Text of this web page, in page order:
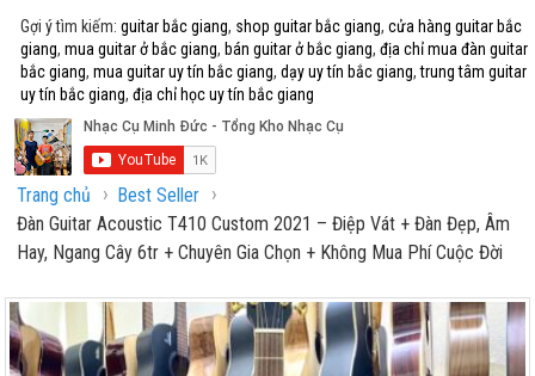
Gợi ý tìm kiếm:guitar bắc giang, shop guitar bắc giang,cửa hàng guitar bắc
giang,mua guitar ở bắc giang, bán guitar ở bắc giang,địa chỉ mua đàn guitar
bắc giang,mua guitar uy tín bắc giang,dạy uy tín bắc giang,trung tâm guitar
uy tín bắc giang,địa chỉ học uy tín bắc giang
Trang chủ › Best Seller ›
Đàn Guitar Acoustic T410 Custom 2021 – Điệp Vát + Đàn Đẹp, Âm
Hay, Ngang Cây 6tr + Chuyên Gia Chọn + Không Mua Phí Cuộc Đời